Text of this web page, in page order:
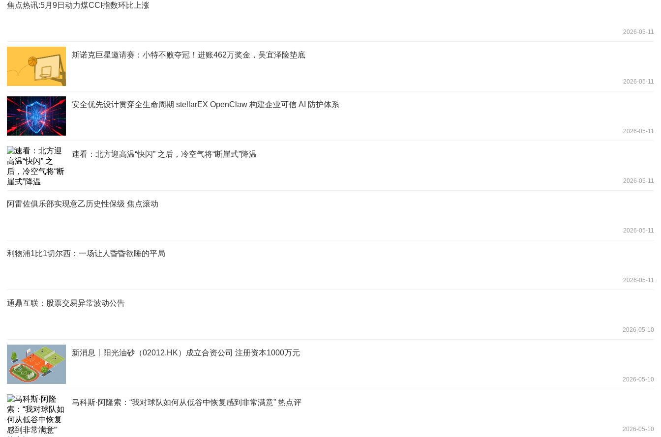
焦点热讯:5月9日动力煤CCI指数环比上涨
2026-05-11
斯诺克巨星邀请赛：小特不败夺冠！进账462万奖金，吴宜泽险垫底
2026-05-11
安全优先设计贯穿全生命周期 stellarEX OpenClaw 构建企业可信 AI 防护体系
2026-05-11
速看：北方迎高温“快闪” 之后，冷空气将“断崖式”降温
2026-05-11
阿雷佐俱乐部实现意乙历史性保级 焦点滚动
2026-05-11
利物浦1比1切尔西：一场让人昏昏欲睡的平局
2026-05-11
通鼎互联：股票交易异常波动公告
2026-05-10
新消息丨阳光油砂（02012.HK）成立合资公司 注册资本1000万元
2026-05-10
马科斯·阿隆索：“我对球队如何从低谷中恢复感到非常满意” 热点评
2026-05-10